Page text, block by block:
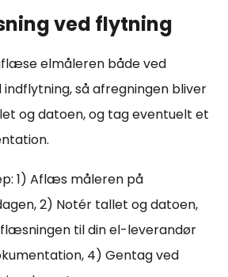
ved flytning
elmåleren både ved
så afregningen bliver
og datoen, og tag eventuelt et
1) Aflæs måleren på
2) Notér tallet og datoen,
til din el-leverandør
4) Gentag ved